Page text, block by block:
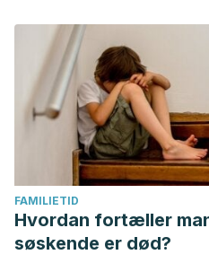
FAMILIETID
Hvordan fortæller
søskende er død?